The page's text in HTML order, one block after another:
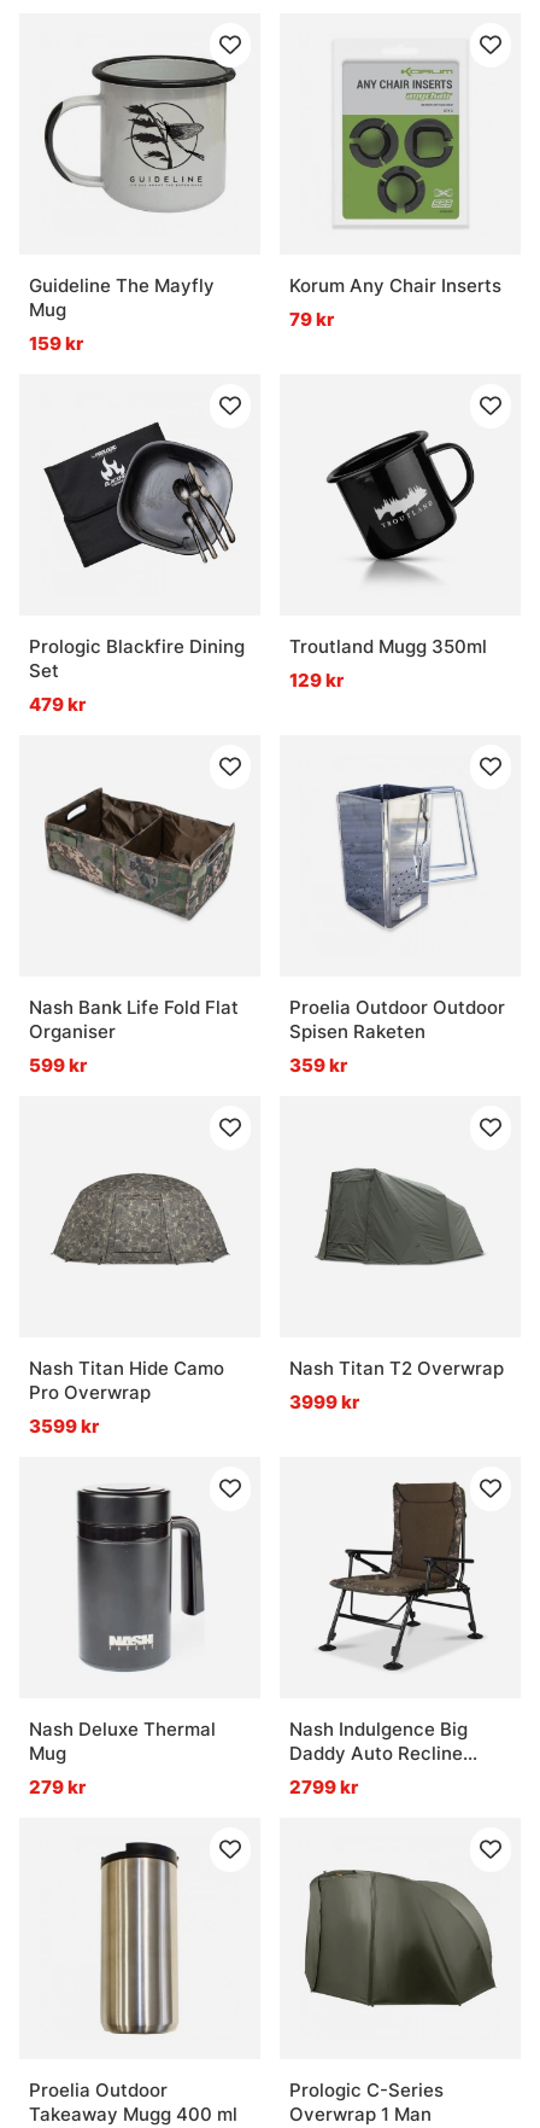
Guideline The Mayfly
Mug
159 kr
Korum Any Chair Inserts
79 kr
Prologic Blackfire Dining
Set
479 kr
Troutland Mugg 350ml
129 kr
Nash Bank Life Fold Flat
Organiser
599 kr
Proelia Outdoor Outdoor
Spisen Raketen
359 kr
Nash Titan Hide Camo
Pro Overwrap
3599 kr
Nash Titan T2 Overwrap
3999 kr
Nash Deluxe Thermal
Mug
279 kr
Nash Indulgence Big
Daddy Auto Recline
Chair
2799 kr
Proelia Outdoor
Takeaway Mugg 400 ml
Prologic C-Series
Overwrap 1 Man